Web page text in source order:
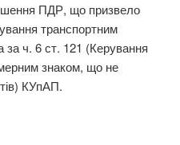
ПДР, що призвело
транспортним
за ч. 6 ст. 121 (Керування
знаком, що не
КУпАП.